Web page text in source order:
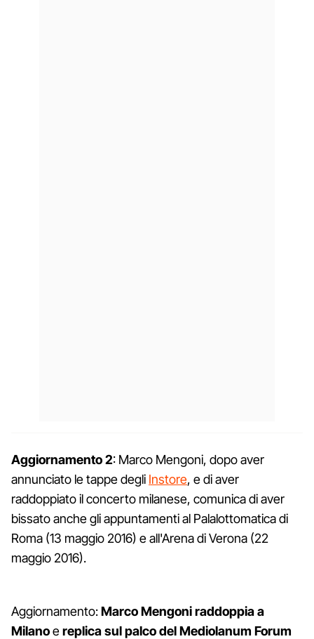
Aggiornamento 2: Marco Mengoni, dopo aver
annunciato le tappe degli Instore, e di aver
raddoppiato il concerto milanese, comunica di aver
bissato anche gli appuntamenti al Palalottomatica di
Roma (13 maggio 2016) e all'Arena di Verona (22
maggio 2016).
Aggiornamento:Marco Mengoni raddoppia a
Milanoereplica sul palco del Mediolanum Forum